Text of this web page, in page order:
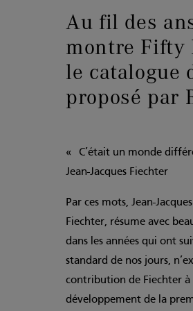
Au fil des
montre Fifty
le catalogue
proposé par
« C’était un monde
Jean-Jacques Fiechter
Par ces mots, Jean-
Fiechter, résume avec
dans les années qui ont
standard de nos jours,
contribution de Fiechter
développement de la